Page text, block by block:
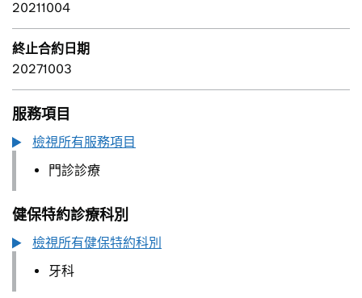
20211004
終止合約日期
20271003
服務項目
檢視所有服務項目
門診診療
健保特約診療科別
檢視所有健保特約科別
牙科